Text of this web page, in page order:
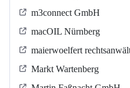
m3connect GmbH
macOIL Nürnberg
maierwoelfert
Markt Wartenberg